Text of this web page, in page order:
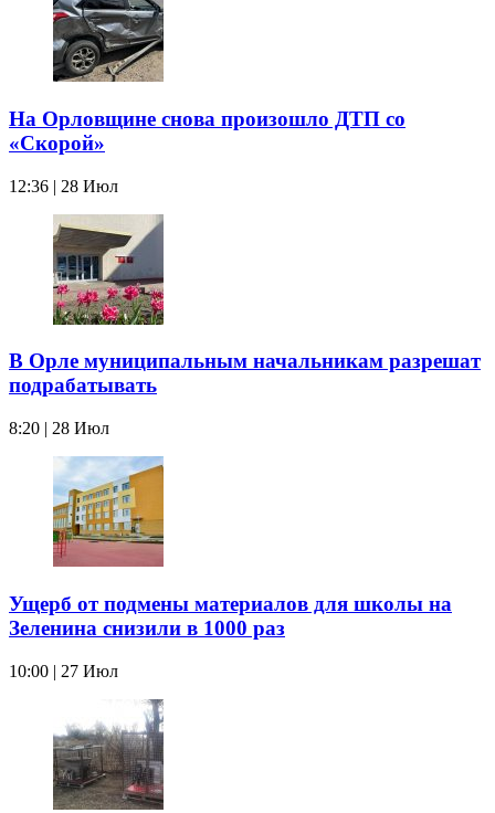
На Орловщине снова произошло ДТП со
«Скорой»
12:36 | 28 Июл
В Орле муниципальным начальникам разрешат
подрабатывать
8:20 | 28 Июл
Ущерб от подмены материалов для школы на
Зеленина снизили в 1000 раз
10:00 | 27 Июл